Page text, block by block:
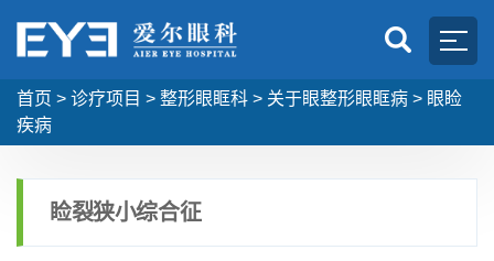
首页 > 诊疗项目 > 整形眼眶科 > 关于眼整形眼眶病 > 眼睑
疾病
睑裂狭小综合征